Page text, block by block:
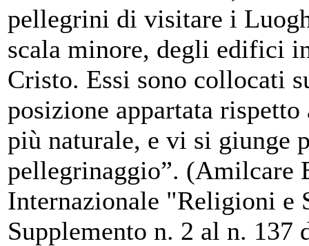
pellegrini di visitare i
scala minore, degli edifici
Cristo. Essi sono collocati
posizione appartata
più naturale, e vi si giunge
pellegrinaggio”. (Amilcare
Internazionale "Religioni
Supplemento n. 2 al n.